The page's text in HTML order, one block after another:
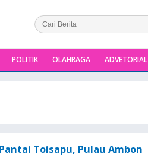
POLITIK OLAHRAGA ADVETORIAL
Toisapu, Pulau Ambon